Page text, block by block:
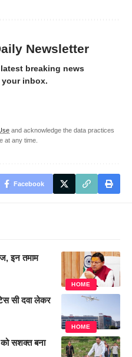
Newsletter
breaking news
inbox.
and acknowledge the data practices
at any time.
Facebook
HOME
इन तमाम
HOME
सी दवा लेकर
सशक्त बना